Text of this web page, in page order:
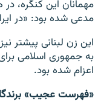
مهمانان این کنگره،
مدعی شده بود: «در
این زن لبنانی پیشتر
به جمهوری اسلامی
اعزام شده بود.
«فهرست عجیب» برندگان